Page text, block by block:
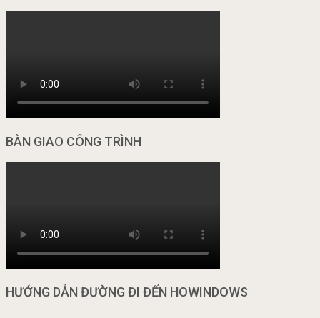
BÀN GIAO CÔNG TRÌNH
HƯỚNG DẪN ĐƯỜNG ĐI ĐẾN HOWINDOWS